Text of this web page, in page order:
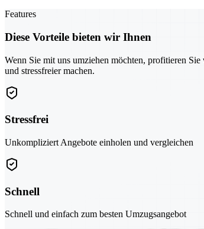
Features
Diese Vorteile bieten wir Ihnen
Wenn Sie mit uns umziehen möchten, profitieren
und stressfreier machen.
Stressfrei
Unkompliziert Angebote einholen und vergleichen
Schnell
Schnell und einfach zum besten Umzugsangebot